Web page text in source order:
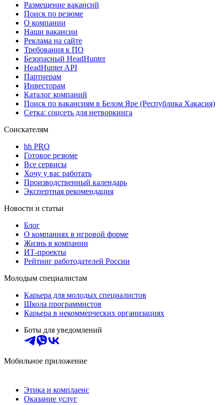
Размещение вакансий
Поиск по резюме
О компании
Наши вакансии
Реклама на сайте
Требования к ПО
Безопасный HeadHunter
HeadHunter API
Партнерам
Инвесторам
Каталог компаний
Поиск по вакансиям в Белом Яре (Республика Хакасия)
Сетка: соцсеть для нетворкинга
Соискателям
hh PRO
Готовое резюме
Все сервисы
Хочу у вас работать
Производственный календарь
Экспертная рекомендация
Новости и статьи
Блог
О компаниях в игровой форме
Жизнь в компании
ИТ-проекты
Рейтинг работодателей России
Молодым специалистам
Карьера для молодых специалистов
Школа программистов
Карьера в некоммерческих организациях
Боты для уведомлений
Мобильное приложение
Этика и комплаенс
Оказание услуг